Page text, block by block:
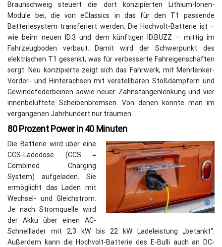
Braunschweig steuert die dort konzipierten Lithium-Ionen-
Module bei, die von eClassics in das für den T1 passende
Batteriesystem transferiert werden. Die Hochvolt-Batterie ist –
wie beim neuen ID.3 und dem künftigen ID.BUZZ – mittig im
Fahrzeugboden verbaut. Damit wird der Schwerpunkt des
elektrischen T1 gesenkt, was für verbesserte Fahreigenschaften
sorgt. Neu konzipierte zeigt sich das Fahrwerk, mit Mehrlenker-
Vorder- und Hinterachsen mit verstellbaren Stoßdämpfern und
Gewindefederbeinen sowie neuer Zahnstangenlenkung und vier
innenbelüftete Scheibenbremsen. Von denen konnte man im
vergangenen Jahrhundert nur träumen.
80 Prozent Power in 40 Minuten
Die Batterie wird über eine
CCS-Ladedose (CCS =
Combined Charging
System) aufgeladen. Sie
ermöglicht das Laden mit
Wechsel- und Gleichstrom.
Je nach Stromquelle wird
der Akku über einen AC-
Schnelllader mit 2,3 kW bis 22 kW Ladeleistung „betankt“.
Außerdem kann die Hochvolt-Batterie des E-Bulli auch an DC-